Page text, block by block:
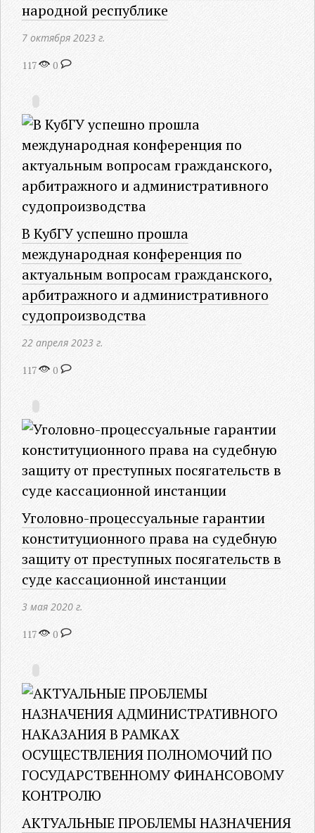
народной республике
7 октября 2023 г.
117 0
В КубГУ успешно прошла
международная конференция по
актуальным вопросам гражданского,
арбитражного и административного
судопроизводства
22 апреля 2023 г.
117 0
Уголовно-процессуальные гарантии
конституционного права на судебную
защиту от преступных посягательств в
суде кассационной инстанции
3 мая 2020 г.
117 0
АКТУАЛЬНЫЕ ПРОБЛЕМЫ НАЗНАЧЕНИЯ